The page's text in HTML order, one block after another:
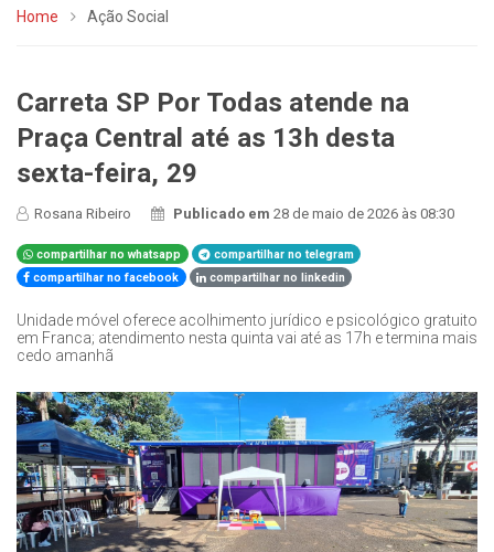
Home Ação Social
Carreta SP Por Todas atende na
Praça Central até as 13h desta
sexta-feira, 29
Rosana Ribeiro Publicado em28 de maio de 2026 às 08:30
compartilhar no whatsapp
compartilhar no telegram
compartilhar no facebook
compartilhar no linkedin
Unidade móvel oferece acolhimento jurídico e psicológico gratuito
em Franca; atendimento nesta quinta vai até as 17h e termina mais
cedo amanhã